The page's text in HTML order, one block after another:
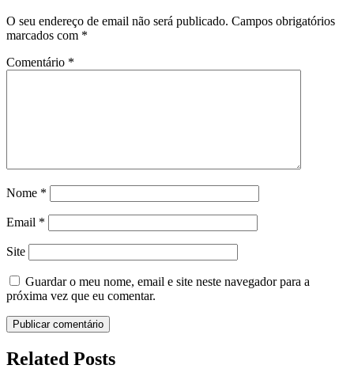
O seu endereço de email não será publicado. Campos obrigatórios
marcados com *
Comentário *
Nome *
Email *
Site
Guardar o meu nome, email e site neste navegador para a
próxima vez que eu comentar.
Related Posts